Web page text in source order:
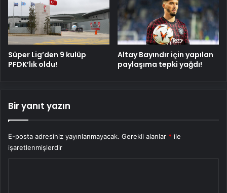
Süper Lig’den 9 kulüp
PFDK’lık oldu!
Altay Bayındır için yapılan
paylaşıma tepki yağdı!
Bir yanıt yazın
E-posta adresiniz yayınlanmayacak. Gerekli alanlar * ile
işaretlenmişlerdir